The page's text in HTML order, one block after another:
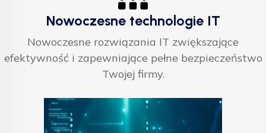
Nowoczesne technologie IT
Nowoczesne rozwiązania IT zwiększające
efektywność i zapewniające pełne bezpieczeństwo
Twojej firmy.